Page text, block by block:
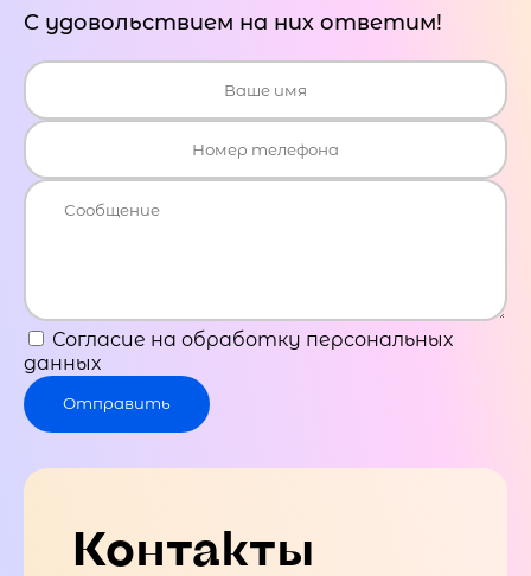
С удовольствием на них ответим!
Согласие на обработку персональных
данных
Отправить
Контакты